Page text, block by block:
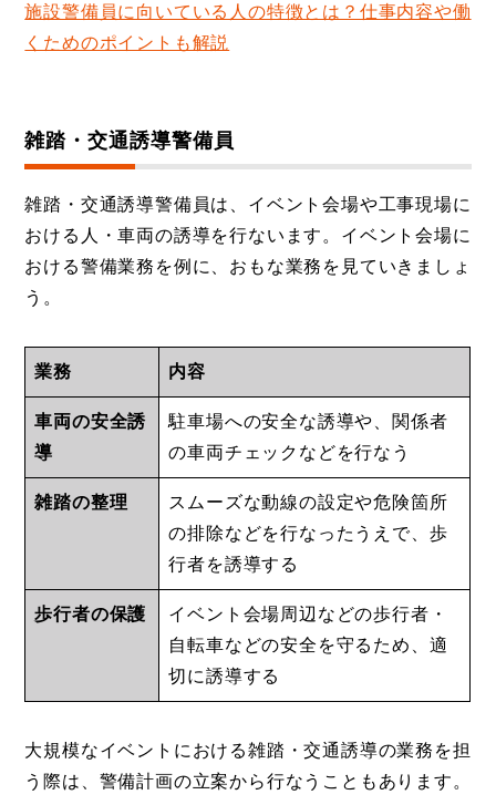
施設警備員に向いている人の特徴とは？仕事内容や働
くためのポイントも解説
雑踏・交通誘導警備員
雑踏・交通誘導警備員は、イベント会場や工事現場に
おける人・車両の誘導を行ないます。イベント会場に
おける警備業務を例に、おもな業務を見ていきましょ
う。
業務 内容
車両の安全誘
導
駐車場への安全な誘導や、関係者
の車両チェックなどを行なう
雑踏の整理
スムーズな動線の設定や危険箇所
の排除などを行なったうえで、歩
行者を誘導する
歩行者の保護
イベント会場周辺などの歩行者・
自転車などの安全を守るため、適
切に誘導する
大規模なイベントにおける雑踏・交通誘導の業務を担
う際は、警備計画の立案から行なうこともあります。